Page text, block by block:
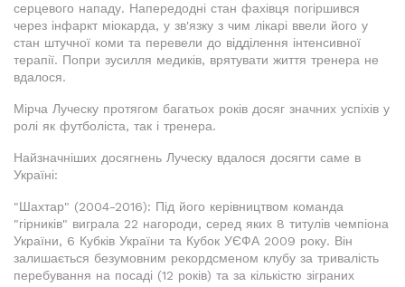
серцевого нападу. Напередодні стан фахівця погіршився
через інфаркт міокарда, у зв'язку з чим лікарі ввели його у
стан штучної коми та перевели до відділення інтенсивної
терапії. Попри зусилля медиків, врятувати життя тренера не
вдалося.
Мірча Луческу протягом багатьох років досяг значних успіхів у
ролі як футболіста, так і тренера.
Найзначніших досягнень Луческу вдалося досягти саме в
Україні:
"Шахтар" (2004-2016): Під його керівництвом команда
"гірників" виграла 22 нагороди, серед яких 8 титулів чемпіона
України, 6 Кубків України та Кубок УЄФА 2009 року. Він
залишається безумовним рекордсменом клубу за тривалість
перебування на посаді (12 років) та за кількістю зіграних